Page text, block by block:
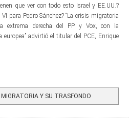
que ver con todo esto Israel y EE.UU.?
para Pedro Sánchez? “La crisis migratoria
extrema derecha del PP y Vox, con la
europea” advirtió el titular del PCE, Enrique
Y SU TRASFONDO